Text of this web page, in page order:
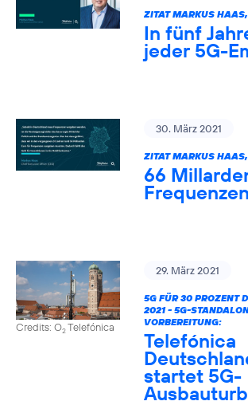
ZITAT MARKUS
In fünf
jeder 5G-
30. März 2021
ZITAT MARKUS
66
Frequenzen
Credits: O2Telefónica
29. März 2021
5G FÜR 30 PROZENT
2021 - 5G-
VORBEREITUNG:
Telefónica
startet 5G-